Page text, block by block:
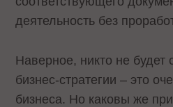
деятельность без
Наверное, никто не будет
бизнес-стратегии – это
бизнеса. Но каковы же